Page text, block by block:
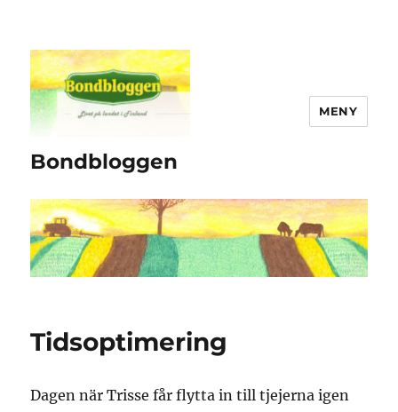
Bondbloggen
MENY
Tidsoptimering
Dagen när Trisse får flytta in till tjejerna igen